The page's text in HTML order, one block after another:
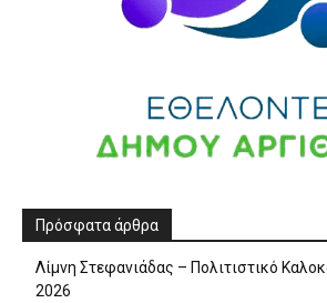
Πρόσφατα άρθρα
Λίμνη Στεφανιάδας – Πολιτιστικό
2026